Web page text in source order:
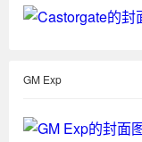
GM Exp